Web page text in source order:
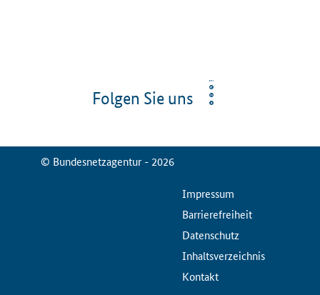
Folgen Sie uns
© Bundesnetzagentur - 2026
ServiceMenuImpressum
Barrierefreiheit
Datenschutz
Inhaltsverzeichnis
Kontakt